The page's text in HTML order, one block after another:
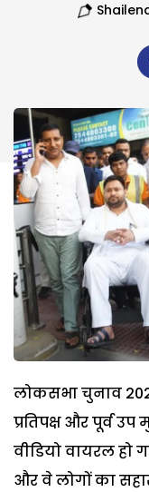
लोकसभा चुनाव
प्रतिपक्ष और पूर्व
वीडियो वायरल हो
और वे लोगों का